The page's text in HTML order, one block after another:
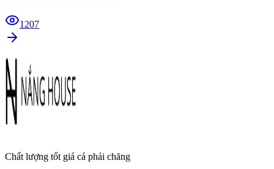
1207
Chất lượng tốt giá cả phải chăng